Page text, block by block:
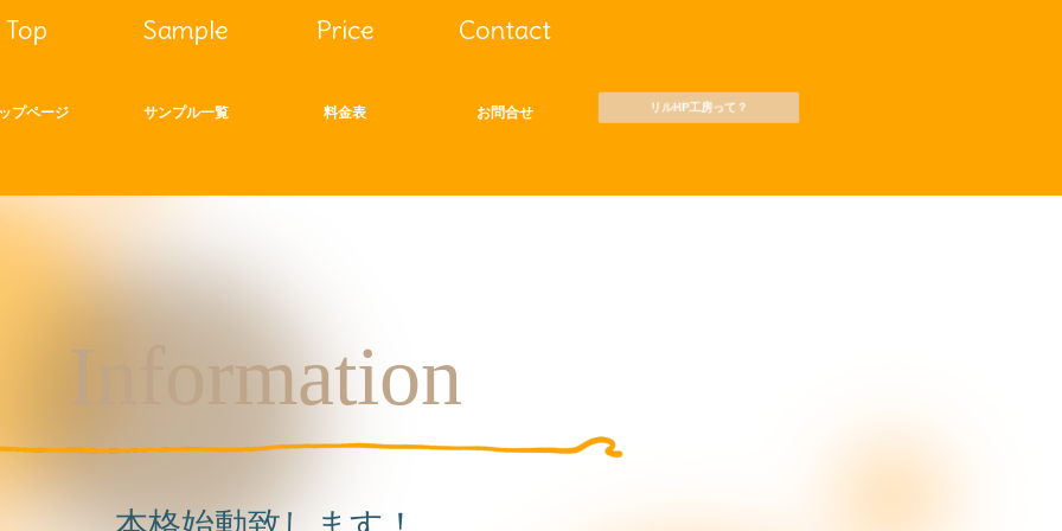
Top Sample Price Contact
プページ サンプル一覧 料金表 お問合せ
リルHP工房って？
Information